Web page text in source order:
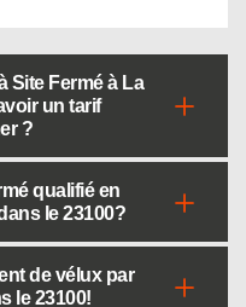
Site Fermé à La
un tarif
?
qualifié en
le 23100?
de vélux par
le 23100!